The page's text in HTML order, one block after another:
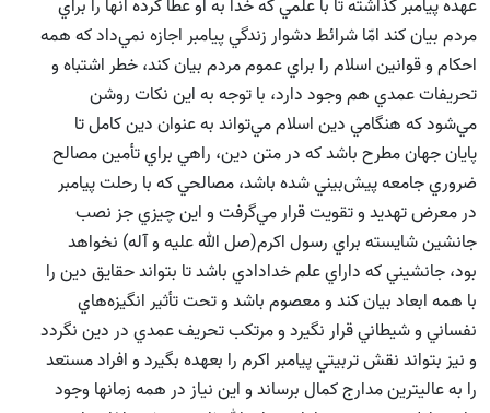
عهده پيامبر گذاشته تا با علمي كه خدا به او عطا كرده آنها را براي
مردم بيان كند امّا شرائط دشوار زندگي پيامبر اجازه نمي‌داد كه همه
احكام و قوانين اسلام را براي عموم مردم بيان كند، خطر اشتباه و
تحريفات عمدي هم وجود دارد، با توجه به اين نكات روشن
مي‌شود كه هنگامي دين اسلام مي‌تواند به عنوان دين كامل تا
پايان جهان مطرح باشد كه در متن دين، راهي براي تأمين مصالح
ضروري جامعه پيش‌بيني شده باشد،‌ مصالحي كه با رحلت پيامبر
در معرض تهديد و تقويت قرار مي‌گرفت و اين چيزي جز نصب
جانشين شايسته براي رسول اكرم(صل الله علیه و آله) نخواهد
بود، جانشيني كه داراي علم خدادادي باشد تا بتواند حقايق دين را
با همه ابعاد بيان كند و معصوم باشد و تحت تأثير انگيزه‌هاي
نفساني و شيطاني قرار نگيرد و مرتكب تحريف عمدي در دين نگردد
و نيز بتواند نقش تربيتي پيامبر اكرم را بعهده بگيرد و افراد مستعد
را به عاليترين مدارج كمال برساند و اين نياز در همه زمانها وجود